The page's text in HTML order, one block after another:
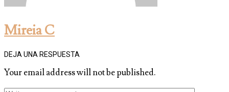
Mireia C
DEJA UNA RESPUESTA
Your email address will not be published.